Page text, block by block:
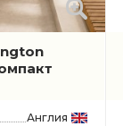
Англия